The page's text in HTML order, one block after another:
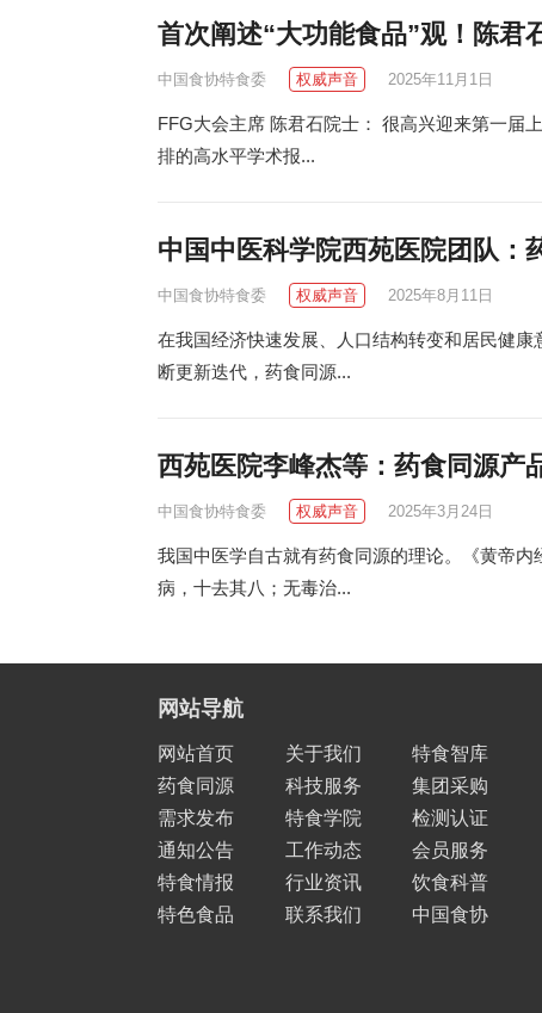
首次阐述“大功能食品”观！陈君
中国食协特食委 权威声音 2025年11月1日
FFG大会主席 陈君石院士： 很高兴迎来第一届
排的高水平学术报...
中国中医科学院西苑医院团队：
中国食协特食委 权威声音 2025年8月11日
在我国经济快速发展、人口结构转变和居民健
断更新迭代，药食同源...
西苑医院李峰杰等：药食同源产
中国食协特食委 权威声音 2025年3月24日
我国中医学自古就有药食同源的理论。《黄帝
病，十去其八；无毒治...
网站导航
网站首页 关于我们
特食智库
药食同源
科技服务
集团采购
需求发布
特食学院
检测认证
通知公告
工作动态
会员服务
特食情报
行业资讯
饮食科普
特色食品
联系我们 中国食协